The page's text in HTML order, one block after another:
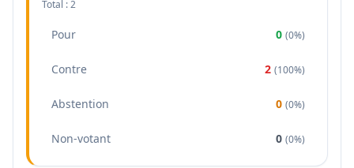
Total :2
Pour 0 (0%)
Contre 2 (100%)
Abstention 0 (0%)
Non-votant 0 (0%)